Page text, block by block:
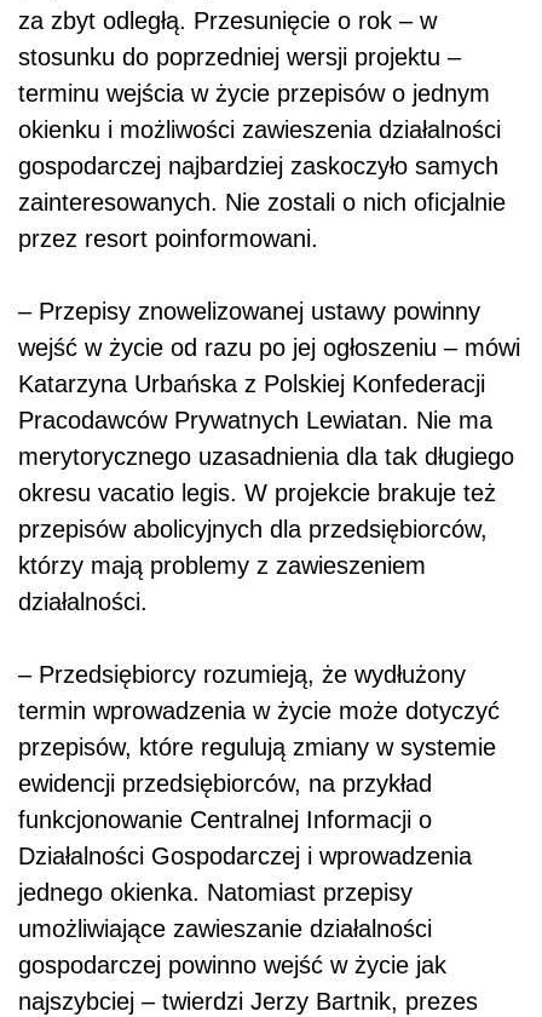
za zbyt odległą. Przesunięcie o rok – w
stosunku do poprzedniej wersji projektu –
terminu wejścia w życie przepisów o jednym
okienku i możliwości zawieszenia działalności
gospodarczej najbardziej zaskoczyło samych
zainteresowanych. Nie zostali o nich oficjalnie
przez resort poinformowani.
– Przepisy znowelizowanej ustawy powinny
wejść w życie od razu po jej ogłoszeniu – mówi
Katarzyna Urbańska z Polskiej Konfederacji
Pracodawców Prywatnych Lewiatan. Nie ma
merytorycznego uzasadnienia dla tak długiego
okresu vacatio legis. W projekcie brakuje też
przepisów abolicyjnych dla przedsiębiorców,
którzy mają problemy z zawieszeniem
działalności.
– Przedsiębiorcy rozumieją, że wydłużony
termin wprowadzenia w życie może dotyczyć
przepisów, które regulują zmiany w systemie
ewidencji przedsiębiorców, na przykład
funkcjonowanie Centralnej Informacji o
Działalności Gospodarczej i wprowadzenia
jednego okienka. Natomiast przepisy
umożliwiające zawieszanie działalności
gospodarczej powinno wejść w życie jak
najszybciej – twierdzi Jerzy Bartnik, prezes